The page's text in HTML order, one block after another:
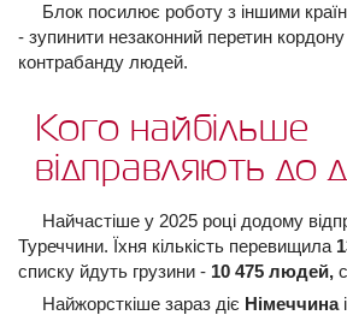
Блок посилює роботу з іншими
- зупинити незаконний перетин
контрабанду людей.
Кого найбільше
відправляють до
Найчастіше у 2025 році додому
Туреччини. Їхня кількість перевищила
списку йдуть грузини - 10 475 людей,
Найжорсткіше зараз діє Німеччина